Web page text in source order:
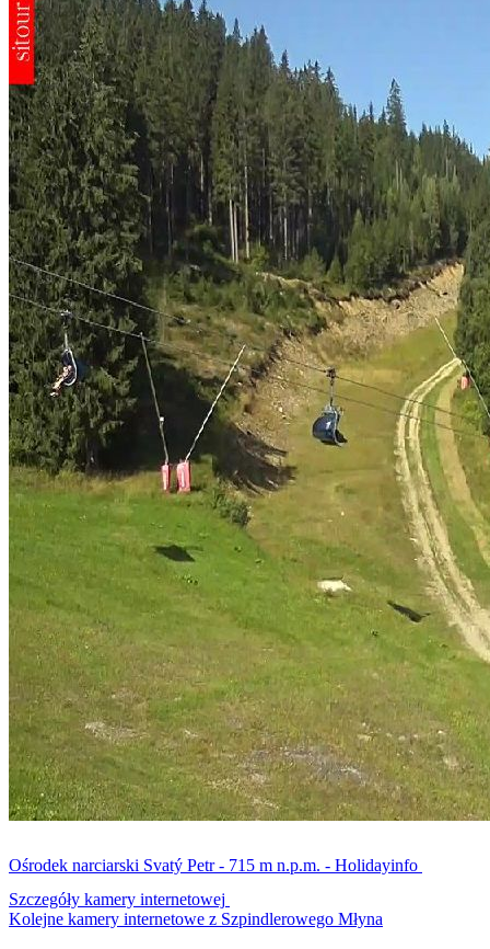
Ośrodek narciarski Svatý Petr - 715 m n.p.m. - Holidayinfo
Szczegóły kamery internetowej
Kolejne kamery internetowe z Szpindlerowego Młyna